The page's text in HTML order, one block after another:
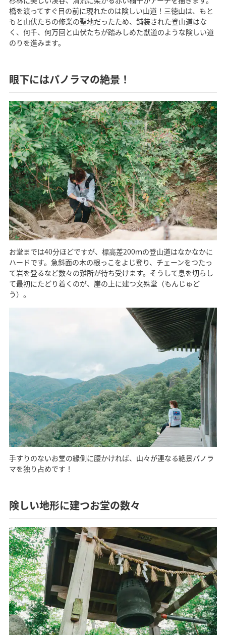
橋を渡ってすぐ目の前に現れたのは険しい山道！三徳山は、もと
もと山伏たちの修業の聖地だったため、舗装された登山道はな
く、何千、何万回と山伏たちが踏みしめた獣道のような険しい道
のりを進みます。
眼下にはパノラマの絶景！
お堂までは40分ほどですが、標高差200ｍの登山道はなかなかに
ハードです。急斜面の木の根っこをよじ登り、チェーンをつたっ
て岩を登るなど数々の難所が待ち受けます。そうして息を切らし
て最初にたどり着くのが、崖の上に建つ文殊堂（もんじゅど
う）。
手すりのないお堂の縁側に腰かければ、山々が連なる絶景パノラ
マを独り占めです！
険しい地形に建つお堂の数々